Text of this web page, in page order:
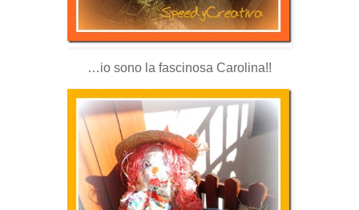
…io sono la fascinosa Carolina!!